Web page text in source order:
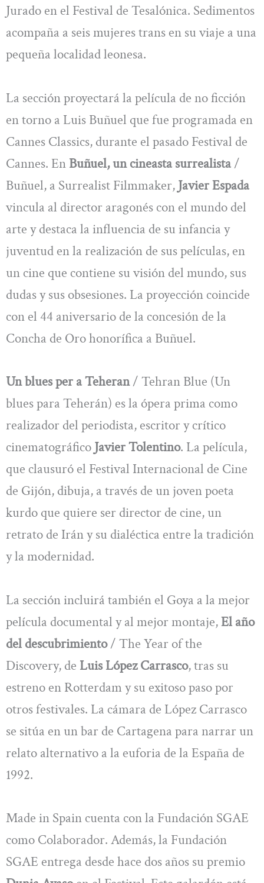
Jurado en el Festival de Tesalónica. Sedimentos
acompaña a seis mujeres trans en su viaje a una
pequeña localidad leonesa.
La sección proyectará la película de no ficción
en torno a Luis Buñuel que fue programada en
Cannes Classics, durante el pasado Festival de
Cannes. En Buñuel, un cineasta surrealista/
Buñuel, a Surrealist Filmmaker, Javier Espada
vincula al director aragonés con el mundo del
arte y destaca la influencia de su infancia y
juventud en la realización de sus películas, en
un cine que contiene su visión del mundo, sus
dudas y sus obsesiones. La proyección coincide
con el 44 aniversario de la concesión de la
Concha de Oro honorífica a Buñuel.
Un blues per a Teheran/ Tehran Blue (Un
blues para Teherán) es la ópera prima como
realizador del periodista, escritor y crítico
cinematográfico Javier Tolentino. La película,
que clausuró el Festival Internacional de Cine
de Gijón, dibuja, a través de un joven poeta
kurdo que quiere ser director de cine, un
retrato de Irán y su dialéctica entre la tradición
y la modernidad.
La sección incluirá también el Goya a la mejor
película documental y al mejor montaje,El año
del descubrimiento/ The Year of the
Discovery, de Luis López Carrasco, tras su
estreno en Rotterdam y su exitoso paso por
otros festivales. La cámara de López Carrasco
se sitúa en un bar de Cartagena para narrar un
relato alternativo a la euforia de la España de
1992.
Made in Spain cuenta con la Fundación SGAE
como Colaborador. Además, la Fundación
SGAE entrega desde hace dos años su premio